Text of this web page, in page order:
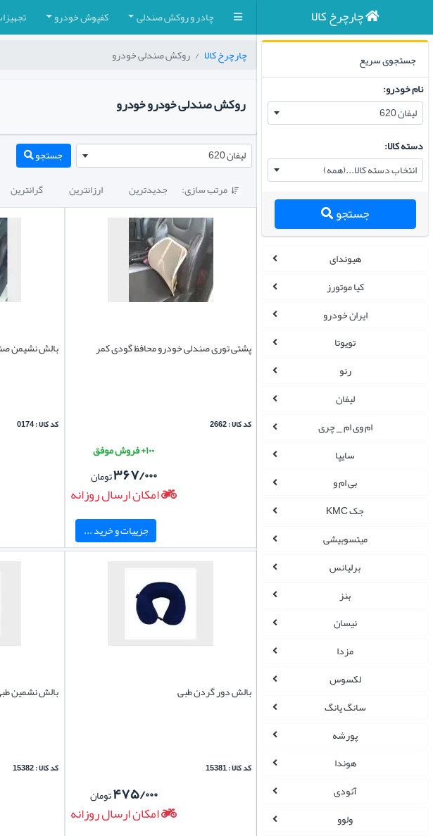
چادر و روکش صندلی کفپوش خودرو چارچرخ کالا
جستجوی سریع
نام خودرو:
لیفان 620
دسته کالا:
انتخاب دسته کالا...(همه)
جستجو
هیوندای
کیا موتورز
ایران خودرو
تویوتا
رنو
لیفان
ام وی ام _ چری
سایپا
بی ام و
جک KMC
میتسوبیشی
برلیانس
بنز
نیسان
مزدا
لکسوس
سانگ یانگ
پورشه
هوندا
آئودی
ولوو
چارچرخ کالا روکش صندلی خودرو
روکش صندلی خودرو خودرو
لیفان 620 جستجو
 مرتب سازی: جدیدترین ارزانترین گرانترین
پشتی توری صندلی خودرو محافظ گودی کمر
کد کالا : 2662
۱۰۰+ فروش موفق
۳۶۷/۰۰۰تومان
امکان ارسال روزانه
جزییات و خرید ...
بالش نشیمن
کد کالا : 0174
بالش دور گردن طبی
کد کالا : 15381
۴۷۵/۰۰۰تومان
امکان ارسال روزانه
بالش نشمین
کد کالا : 15382